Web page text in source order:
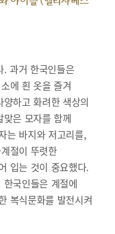
. 과거 한국인들은
에 흰 옷을 즐겨
하고 화려한 색상의
은 모자를 함께
는 바지와 저고리를,
절이 뚜렷한
입는 것이 중요했다.
국인들은 계절에
복식문화를 발전시켜